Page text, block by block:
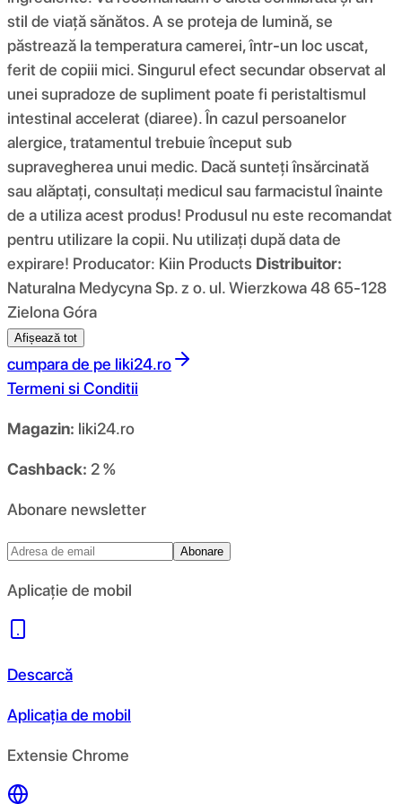
stil de viață sănătos. A se proteja de lumină, se
păstrează la temperatura camerei, într-un loc uscat,
ferit de copiii mici. Singurul efect secundar observat al
unei supradoze de supliment poate fi peristaltismul
intestinal accelerat (diaree). În cazul persoanelor
alergice, tratamentul trebuie început sub
supravegherea unui medic. Dacă sunteți însărcinată
sau alăptați, consultați medicul sau farmacistul înainte
de a utiliza acest produs! Produsul nu este recomandat
pentru utilizare la copii. Nu utilizați după data de
expirare! Producator: Kiin Products Distribuitor:
Naturalna Medycyna Sp. z o. ul. Wierzkowa 48 65-128
Zielona Góra
Afișează tot
cumpara de pe liki24.ro
Termeni si Conditii
Magazin: liki24.ro
Cashback: 2 %
Abonare newsletter
Abonare
Aplicație de mobil
Descarcă
Aplicația de mobil
Extensie Chrome